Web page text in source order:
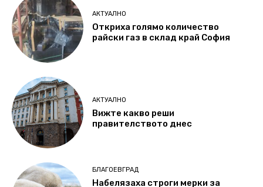
АКТУАЛНО
Откриха голямо количество
райски газ в склад край София
АКТУАЛНО
Вижте какво реши
правителството днес
БЛАГОЕВГРАД
Набелязаха строги мерки за